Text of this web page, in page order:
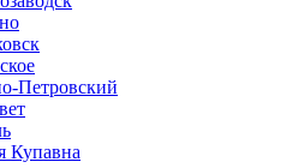
Петровский
Купавна